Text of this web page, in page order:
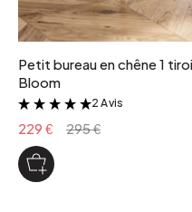
Petit bureau en chêne 1
Bloom
&
2 Avis
229 € 295 €